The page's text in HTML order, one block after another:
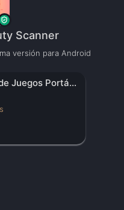
Scanner
versión para Android
Controlador de Juegos Portátil Original con Pantalla HD de 3.5 Pulgadas, Batería Recargable – Regalo de Navidad Perfecto para Gamers